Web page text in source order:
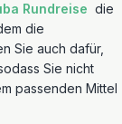
Rundreise die
die
Sie auch dafür,
Sie nicht
passenden Mittel